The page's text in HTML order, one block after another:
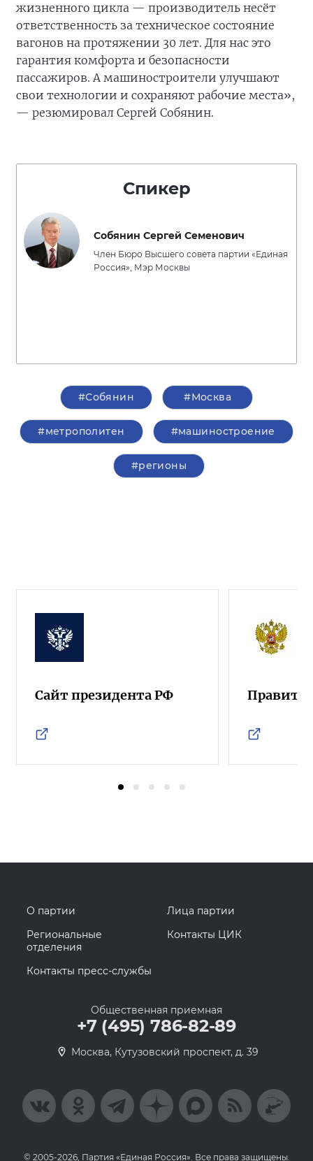
жизненного цикла — производитель несёт
ответственность за техническое состояние
вагонов на протяжении 30 лет. Для нас это
гарантия комфорта и безопасности
пассажиров. А машиностроители улучшают
свои технологии и сохраняют рабочие места»,
— резюмировал Сергей Собянин.
Спикер
Собянин Сергей Семенович
Член Бюро Высшего совета партии «Единая
Россия», Мэр Москвы
#Собянин #Москва
#метрополитен #машиностроение
#регионы
Сайт президента РФ
О партии
Лица партии
Региональные
отделения
Контакты ЦИК
Контакты пресс-службы
Общественная приемная
+7 (495) 786-82-89
Москва, Кутузовский проспект, д. 39
© 2005-2026, Партия «Единая Россия». Все права защищены.